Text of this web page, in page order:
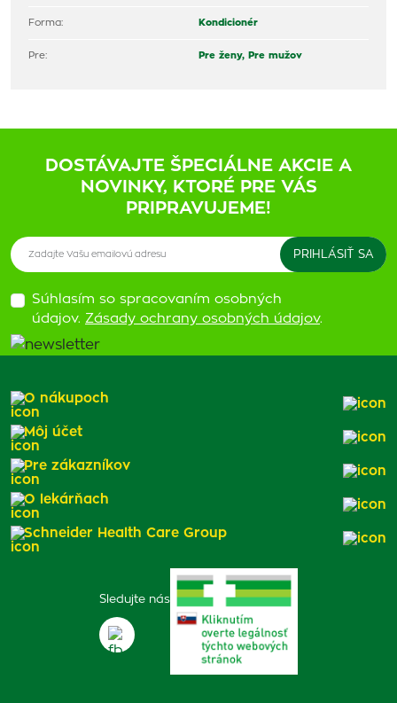
Forma: Kondicionér
Pre: Pre ženy, Pre mužov
DOSTÁVAJTE ŠPECIÁLNE AKCIE A
NOVINKY, KTORÉ PRE VÁS
PRIPRAVUJEME!
Súhlasím so spracovaním osobných
údajov. Zásady ochrany osobných údajov.
Sledujte nás
O nákupoch
Môj účet
Pre zákazníkov
O lekárňach
Schneider Health Care Group